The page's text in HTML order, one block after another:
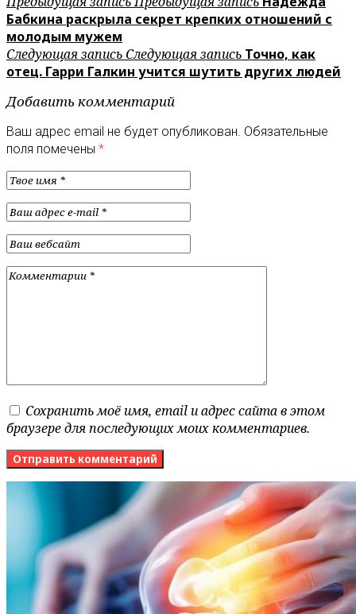
Бабкина раскрыла секрет крепких отношений с
молодым мужем
Следующая запись Следующая запись Точно, как
отец. Гарри Галкин учится шутить других людей
Добавить комментарий
Ваш адрес email не будет опубликован. Обязательные
поля помечены *
Сохранить моё имя, email и адрес сайта в этом
браузере для последующих моих комментариев.